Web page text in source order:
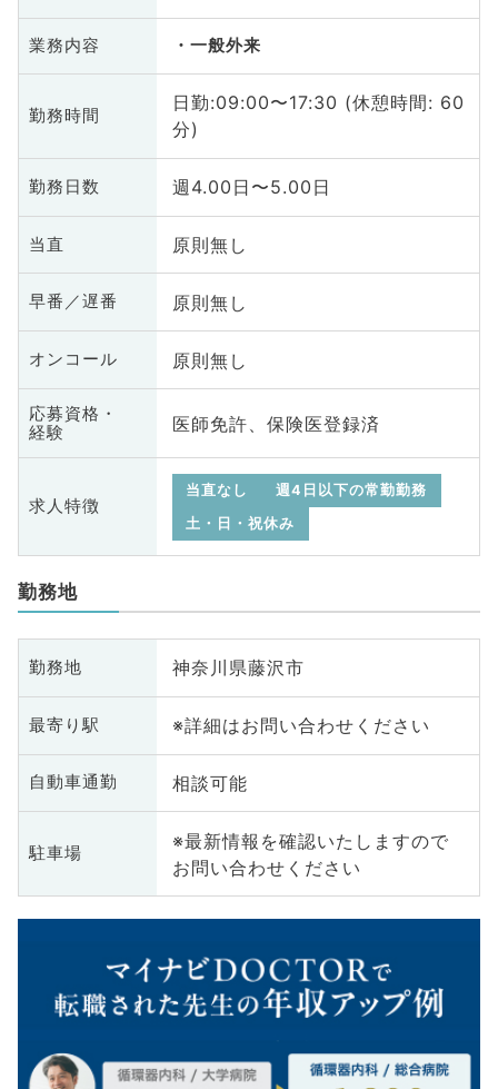
業務内容 一般外来
勤務時間
日勤:09:00〜17:30 (休憩時間: 60
分)
勤務日数 週4.00日〜5.00日
当直 原則無し
早番／遅番 原則無し
オンコール 原則無し
応募資格・
経験
医師免許、保険医登録済
求人特徴
当直なし
週4日以下の常勤勤務
土・日・祝休み
勤務地
勤務地 神奈川県藤沢市
最寄り駅 ※詳細はお問い合わせください
自動車通勤 相談可能
駐車場
※最新情報を確認いたしますので
お問い合わせください